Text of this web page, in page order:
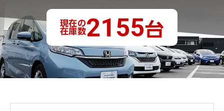
現在の
在庫数2155台